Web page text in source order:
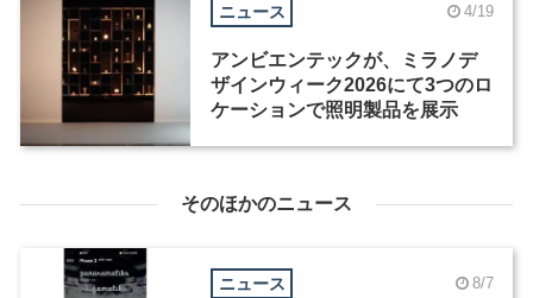
ニュース 4/19
アンビエンテックが、ミラノデ
ザインウィーク2026にて3つのロ
ケーションで照明製品を展示
そのほかのニュース
ニュース 8/7